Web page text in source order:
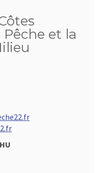
et la